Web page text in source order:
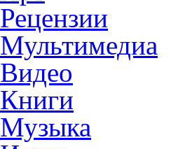
Рецензии
Мультимедиа
Видео
Книги
Музыка